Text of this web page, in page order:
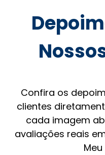
Confira os
clientes
cada imagem
avaliações reais